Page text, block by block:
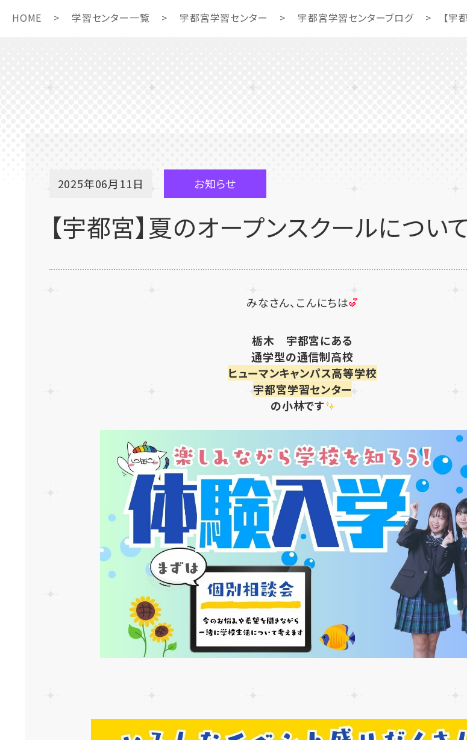
HOME > 学習センター一覧 > 宇都宮学習センター > 宇都宮学習センターブログ > 【宇
2025年06月11日 お知らせ
【宇都宮】夏のオープンスクールについ
みなさん、こんにちは
栃木 宇都宮にある
通学型の通信制高校
ヒューマンキャンパス高等学校
宇都宮学習センター
の小林です